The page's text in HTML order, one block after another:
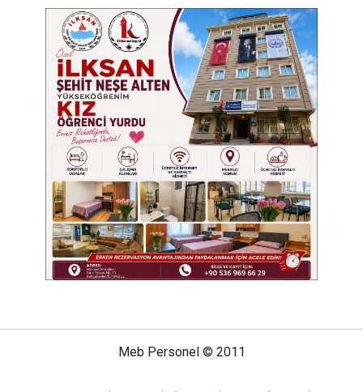
Meb Personel © 2011